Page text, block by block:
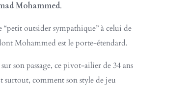
Mohammed.
“petit outsider sympathique” à celui de
Mohammed est le porte-étendard.
son passage, ce pivot-ailier de 34 ans
surtout, comment son style de jeu